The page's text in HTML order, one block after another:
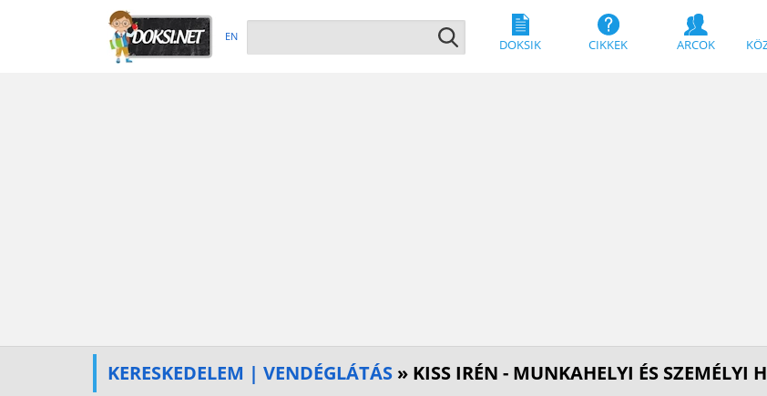
EN
DOKSIK CIKKEK ARCOK
KERESKEDELEM | VENDÉGLÁTÁS » KISS IRÉN - MUNKAHELYI ÉS SZEMÉLYI